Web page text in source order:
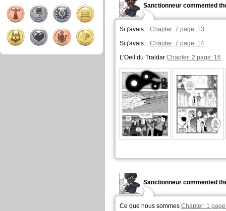
Sanctionneur commented
Si j'avais... Chapter: 7 page: 13
Si j'avais... Chapter: 7 page: 14
L'Oeil du Traldar Chapter: 2 page: 16
Sanctionneur commented
Ce que nous sommes Chapter: 1